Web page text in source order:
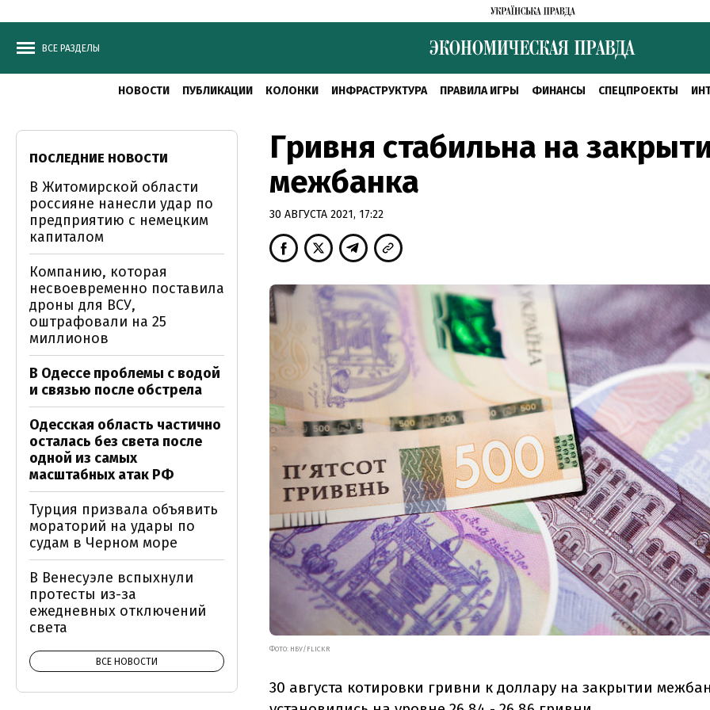
ВСЕ РАЗДЕЛЫ
НОВОСТИ ПУБЛИКАЦИИ КОЛОНКИ ИНФРАСТРУКТУРА ПРАВИЛА ИГРЫ ФИНАНСЫ СПЕЦПРОЕКТЫ
Гривня стабильна на
межбанка
30 АВГУСТА 2021, 17:22
ФОТО: НБУ/FLICKR
30 августа котировки гривни к доллару на закрытии
ПОСЛЕДНИЕ НОВОСТИ
В Житомирской области
россияне нанесли удар по
предприятию с немецким
капиталом
Компанию, которая
несвоевременно поставила
дроны для ВСУ,
оштрафовали на 25
миллионов
В Одессе проблемы с водой
и связью после обстрела
Одесская область частично
осталась без света после
одной из самых
масштабных атак РФ
Турция призвала объявить
мораторий на удары по
судам в Черном море
В Венесуэле вспыхнули
протесты из-за
ежедневных отключений
света
ВСЕ НОВОСТИ